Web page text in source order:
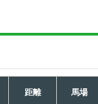
距離 馬場